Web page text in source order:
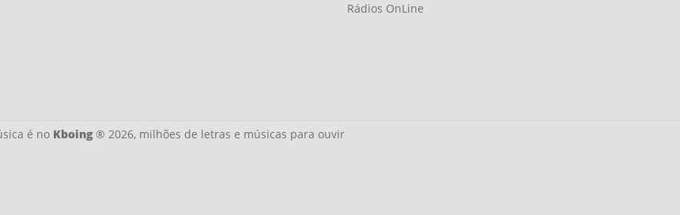
Rádios OnLine
é no Kboing® 2026, milhões de letras e músicas para ouvir